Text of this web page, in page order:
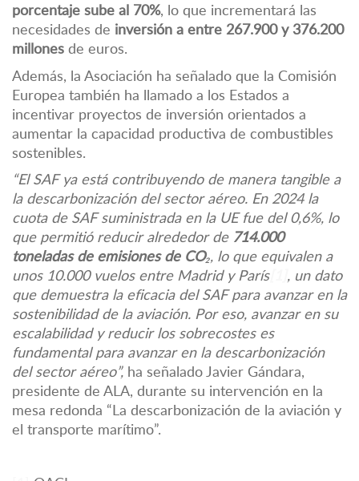
porcentaje sube al 70%, lo que incrementará las
necesidades de inversión a entre 267.900 y 376.200
millones de euros.
Además, la Asociación ha señalado que la Comisión
Europea también ha llamado a los Estados a
incentivar proyectos de inversión orientados a
aumentar la capacidad productiva de combustibles
sostenibles.
“El SAF ya está contribuyendo de manera tangible a
la descarbonización del sector aéreo. En 2024 la
cuota de SAF suministrada en la UE fue del 0,6%, lo
que permitió reducir alrededor de 714.000
toneladas de emisiones de CO₂, lo que equivalen a
unos 10.000 vuelos entre Madrid y París[1] , un dato
que demuestra la eficacia del SAF para avanzar en la
sostenibilidad de la aviación. Por eso, avanzar ensu
escalabilidad y reducir los sobrecostes es
fundamental para avanzar en la descarbonización
del sector aéreo”, ha señalado Javier Gándara,
presidente de ALA, durante su intervención en la
mesa redonda “La descarbonización de la aviación y
el transporte marítimo”.